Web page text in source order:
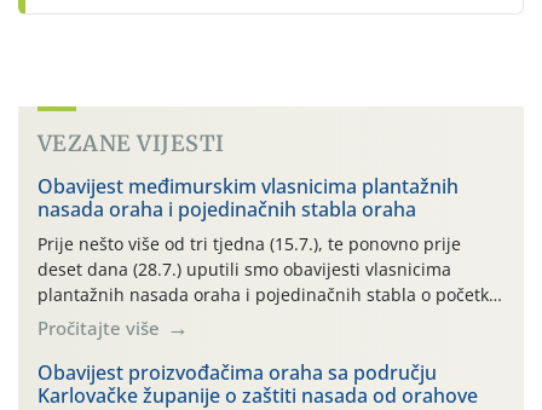
VEZANE VIJESTI
Obavijest međimurskim vlasnicima plantažnih
nasada oraha i pojedinačnih stabla oraha
Prije nešto više od tri tjedna (15.7.), te ponovno prije
deset dana (28.7.) uputili smo obavijesti vlasnicima
plantažnih nasada oraha i pojedinačnih stabla o početku
leta i ovogodišnjoj potrebi usmjerenog suzbijanja
orahove muhe (Rhagoletis completa)! Već dvanaest dana
traje drugi ovogodišnji “toplinski udar”, koji naročito
izražen zadnja šest dana (31.7.-05.8.), jer najviše
Pročitajte više
Obavijest proizvođačima oraha sa području
Karlovačke županije o zaštiti nasada od orahove